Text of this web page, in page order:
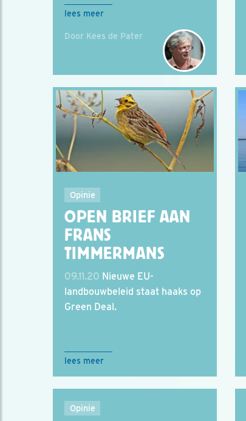
lees meer
Door Kees de Pater
Opinie
OPEN BRIEF AAN
FRANS
TIMMERMANS
09.11.20 Nieuwe EU-
landbouwbeleid staat haaks op
Green Deal.
lees meer
Opinie